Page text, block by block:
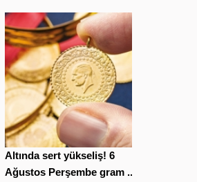
Altında sert yükseliş! 6
Ağustos Perşembe gram ...